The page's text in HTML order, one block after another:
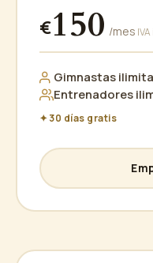
€150 /mes
Gimnastas
Entrenadores
✦ 30 días gratis